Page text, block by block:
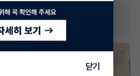
닫기